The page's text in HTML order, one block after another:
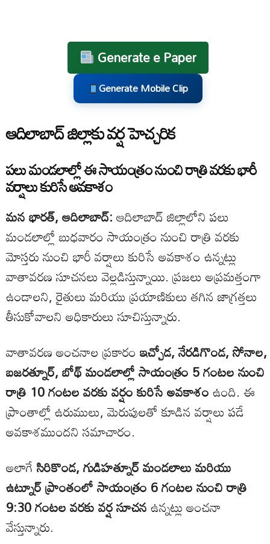
Generate e Paper
Generate Mobile Clip
ఆదిలాబాద్ జిల్లాకు వర్ష హెచ్చరిక
పలు మండలాల్లో ఈ సాయంత్రం నుంచి రాత్రి వరకు భారీ
వర్షాలు కురిసే అవకాశం
మన భారత్, ఆదిలాబాద్:ఆదిలాబాద్ జిల్లాలోని పలు
మండలాల్లో బుధవారం సాయంత్రం నుంచి రాత్రి వరకు
మోస్తరు నుంచి భారీ వర్షాలు కురిసే అవకాశం ఉన్నట్లు
వాతావరణ సూచనలు వెల్లడిస్తున్నాయి. ప్రజలు అప్రమత్తంగా
ఉండాలని, రైతులు మరియు ప్రయాణికులు తగిన జాగ్రత్తలు
తీసుకోవాలని అధికారులు సూచిస్తున్నారు.
వాతావరణ అంచనాల ప్రకారంఇచ్చోడ, నేరడిగొండ, సోనాల,
బజరత్నూర్, బోథ్ మండలాల్లో సాయంత్రం 5 గంటల నుంచి
రాత్రి 10 గంటల వరకు వర్షం కురిసే అవకాశంఉంది. ఈ
ప్రాంతాల్లో ఉరుములు, మెరుపులతో కూడిన వర్షాలు పడే
అవకాశముందని సమాచారం.
అలాగేసిరికొండ, గుడిహత్నూర్ మండలాలు మరియు
ఉట్నూర్ ప్రాంతంలో సాయంత్రం 6 గంటల నుంచి రాత్రి
9:30 గంటల వరకు వర్ష సూచనఉన్నట్లు అంచనా
వేస్తున్నారు.